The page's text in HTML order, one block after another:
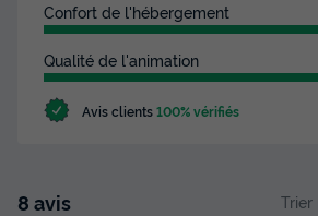
Confort de l'hébergement
Qualité de l'animation
Avis clients100% vérifiés
8 avis Trier